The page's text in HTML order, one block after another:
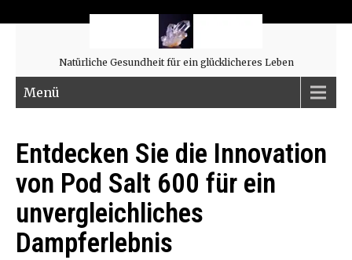
Natürliche Gesundheit für ein glücklicheres Leben
Menü
Entdecken Sie die Innovation
von Pod Salt 600 für ein
unvergleichliches
Dampferlebnis